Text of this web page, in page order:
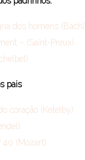
dos homens (Bach)
– (Saint-Preux)
pais
coração (Ketelby)
40 (Mozart)